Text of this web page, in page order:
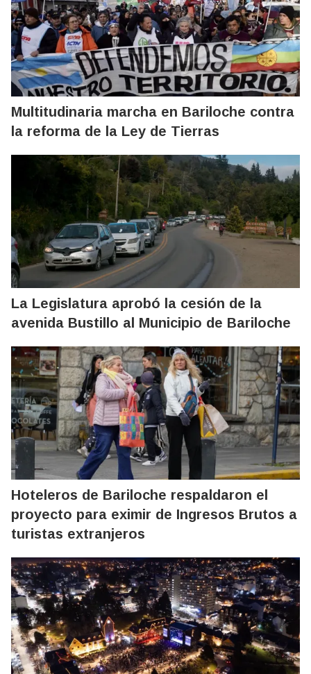
Multitudinaria marcha en Bariloche contra
la reforma de la Ley de Tierras
La Legislatura aprobó la cesión de la
avenida Bustillo al Municipio de Bariloche
Hoteleros de Bariloche respaldaron el
proyecto para eximir de Ingresos Brutos a
turistas extranjeros